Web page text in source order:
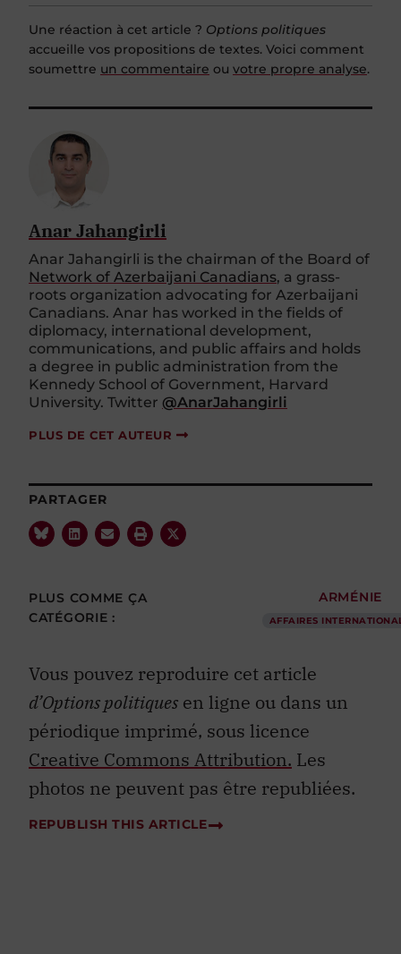
Une réaction à cet article ? Options politiques
accueille vos propositions de textes. Voici comment
soumettre un commentaire ou votre propre analyse.
Anar Jahangirli
Anar Jahangirli is the chairman of the Board of
Network of Azerbaijani Canadians, a grass-
roots organization advocating for Azerbaijani
Canadians. Anar has worked in the fields of
diplomacy, international development,
communications, and public affairs and holds
a degree in public administration from the
Kennedy School of Government, Harvard
University. Twitter @AnarJahangirli
PLUS DE CET AUTEUR
PARTAGER
PLUS COMME ÇA ARMÉNIE
CATÉGORIE : AFFAIRES
Vous pouvez reproduire cet article
d’Options politiques en ligne ou dans un
périodique imprimé, sous licence
Creative Commons Attribution. Les
photos ne peuvent pas être republiées.
REPUBLISH THIS ARTICLE